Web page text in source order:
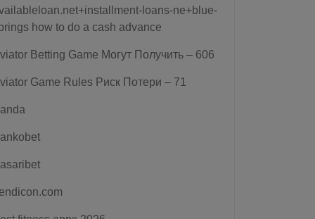
loans-ne+blue-
how to do a cash advance
Betting Game Могут Получить – 606
Game Rules Риск Потери – 71